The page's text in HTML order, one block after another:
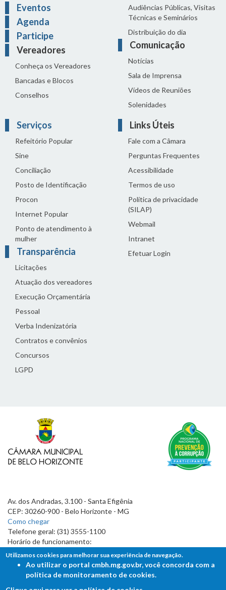
Eventos
Agenda
Participe
Vereadores
Conheça os Vereadores
Bancadas e Blocos
Conselhos
Audiências Públicas, Visitas
Técnicas e Seminários
Distribuição do dia
Comunicação
Notícias
Sala de Imprensa
Vídeos de Reuniões
Solenidades
Serviços
Refeitório Popular
Sine
Conciliação
Posto de Identificação
Procon
Internet Popular
Ponto de atendimento à
mulher
Transparência
Licitações
Atuação dos vereadores
Execução Orçamentária
Pessoal
Verba Indenizatória
Contratos e convênios
Concursos
LGPD
Links Úteis
Fale com a Câmara
Perguntas Frequentes
Acessibilidade
Termos de uso
Política de privacidade
(SILAP)
Webmail
Intranet
Efetuar Login
Av. dos Andradas, 3.100 - Santa Efigênia
CEP: 30260-900 - Belo Horizonte - MG
Como chegar
Telefone geral: (31) 3555-1100
Horário de funcionamento:
7h às 19h
Utilizamos cookies para melhorar sua experiência de navegação.
Ao utilizar o portal cmbh.mg.gov.br, você concorda com a
política de monitoramento de cookies.